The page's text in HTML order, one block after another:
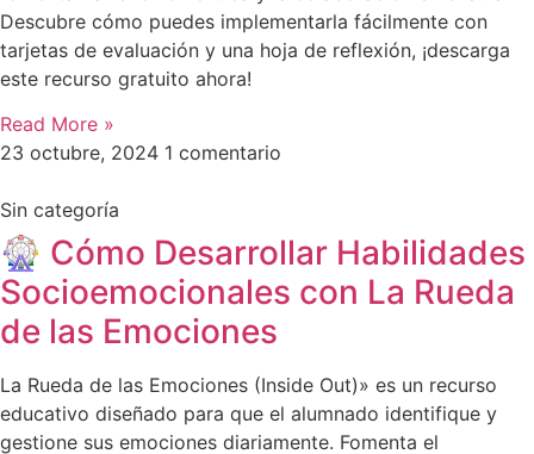
Descubre cómo puedes implementarla fácilmente con
tarjetas de evaluación y una hoja de reflexión, ¡descarga
este recurso gratuito ahora!
Read More »
23 octubre, 2024 1 comentario
Sin categoría
🎡 Cómo Desarrollar Habilidades
Socioemocionales con La Rueda
de las Emociones
La Rueda de las Emociones (Inside Out)» es un recurso
educativo diseñado para que el alumnado identifique y
gestione sus emociones diariamente. Fomenta el